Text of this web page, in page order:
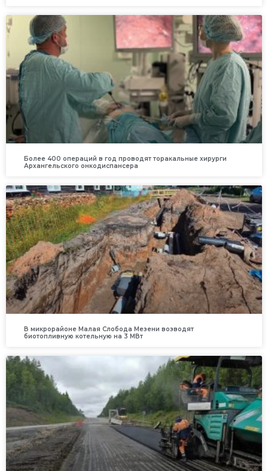
Более 400 операций в год проводят торакальные хирурги
Архангельского онкодиспансера
В микрорайоне Малая Слобода Мезени возводят
биотопливную котельную на 3 МВт